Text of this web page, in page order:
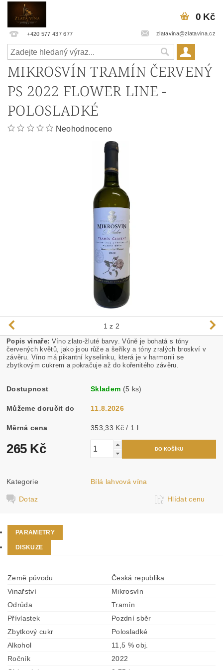
+420 577 437 677 zlatavina@zlatavina.cz
0 Kč
MIKROSVÍN TRAMÍN ČERVENÝ
PS 2022 FLOWER LINE -
POLOSLADKÉ
Neohodnoceno
1 z 2
Popis vinaře: Víno zlato-žluté barvy. Vůně je bohatá s tóny
červených květů, jako jsou růže a šeříky a tóny zralých broskví v
závěru. Víno má pikantní kyselinku, která je v harmonii se
zbytkovým cukrem a pokračuje až do kořenitého závěru.
Dostupnost Skladem (5 ks)
Můžeme doručit do 11.8.2026
Měrná cena 353,33 Kč / 1 l
265 Kč
Kategorie Bílá lahvová vína
Dotaz Hlídat cenu
PARAMETRY
DISKUZE
Země původu
Česká republika
Vinařství
Mikrosvín
Odrůda
Tramín
Přívlastek
Pozdní sběr
Zbytkový cukr
Polosladké
Alkohol
11,5 % obj.
Ročník
2022